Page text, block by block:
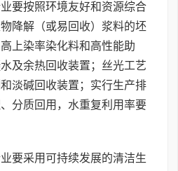
按照环境友好和资源综合
降解（或易回收）浆料的坯
上染率染化料和高性能助
及余热回收装置；丝光工艺
淡碱回收装置；实行生产排
分质回用，水重复利用率要
采用可持续发展的清洁生